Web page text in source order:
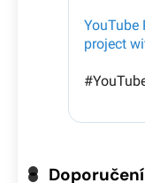
Doporučení